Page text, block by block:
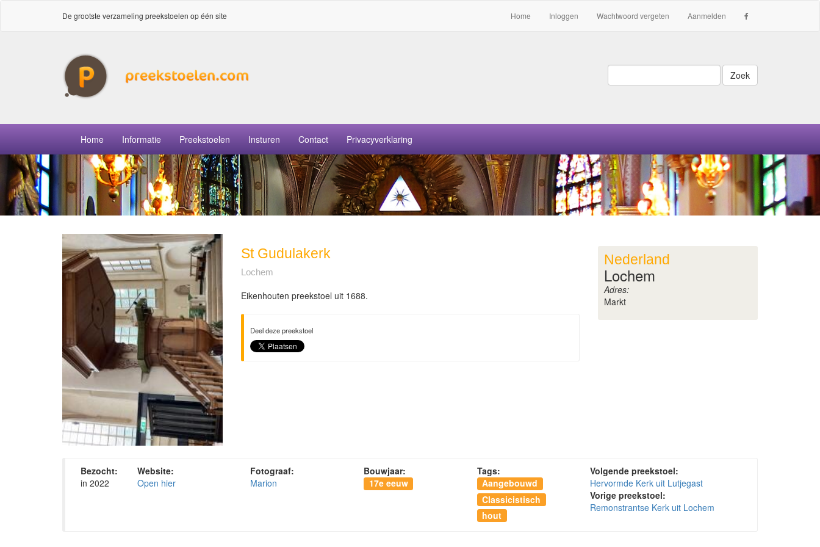
De grootste verzameling preekstoelen op één site Home Inloggen Wachtwoord vergeten Aanmelden
Zoek
Home Informatie Preekstoelen Insturen Contact Privacyverklaring
St Gudulakerk
Lochem
Eikenhouten preekstoel uit 1688.
Deel deze preekstoel
Nederland
Lochem
Adres:
Markt
Bezocht:
in 2022
Website:
Open hier
Fotograaf:
Marion
Bouwjaar:
17e eeuw
Tags:
Aangebouwd
Classicistisch
hout
Volgende preekstoel:
Hervormde Kerk uit Lutjegast
Vorige preekstoel:
Remonstrantse Kerk uit Lochem